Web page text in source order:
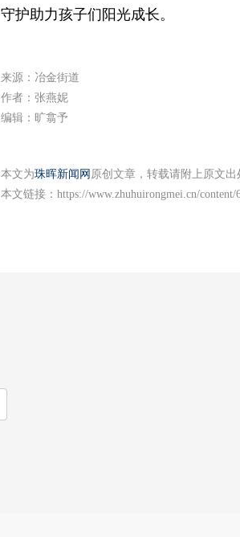
守护助力孩子们阳光成长。
来源：冶金街道
作者：张燕妮
编辑：旷翕予
本文为珠晖新闻网 原创文章，转载请附上原文出
本文链接： https://www.zhuhuirongmei.cn/